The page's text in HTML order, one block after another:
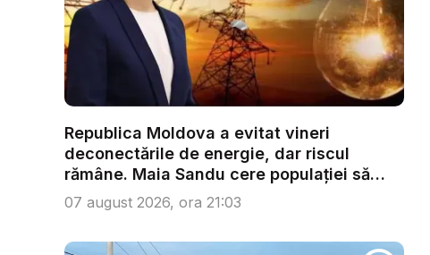
Republica Moldova a evitat vineri
deconectările de energie, dar riscul
rămâne. Maia Sandu cere populației să
red...
07 august 2026, ora 21:03